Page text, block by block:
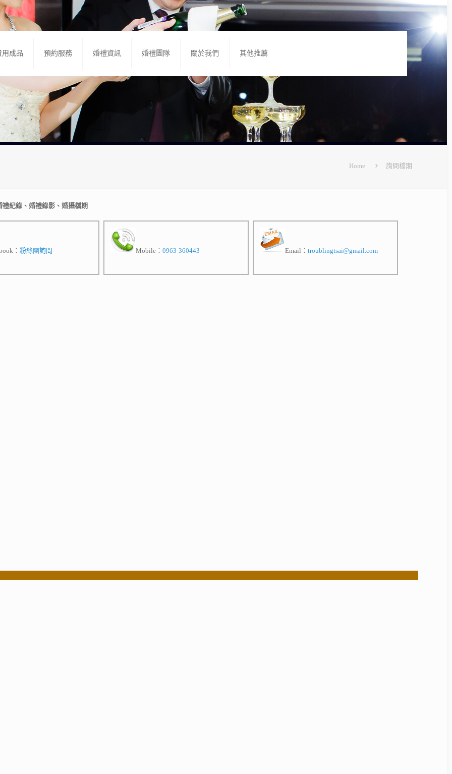
用成品 預約服務 婚禮資訊 婚禮團隊 關於我們 其他推薦
Home 詢問檔期
紀錄、婚禮錄影、婚攝檔期
： 粉絲團詢問 Mobile： 0963-360443 Email： troublingtsai@gmail.com